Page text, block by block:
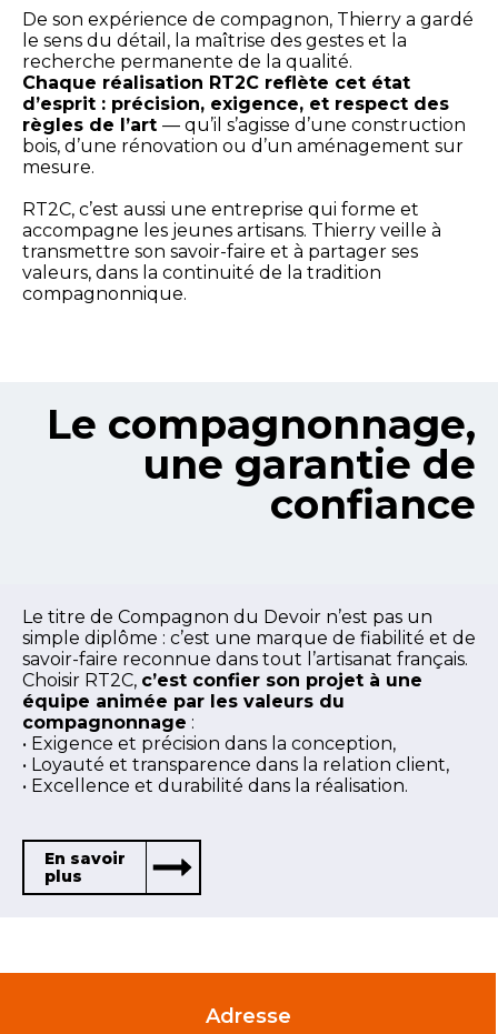
De son expérience de compagnon, Thierry a gardé
le sens du détail, la maîtrise des gestes et la
recherche permanente de la qualité.
Chaque réalisation RT2C reflète cet état
d’esprit : précision, exigence, et respect des
règles de l’art — qu’il s’agisse d’une construction
bois, d’une rénovation ou d’un aménagement sur
mesure.
RT2C, c’est aussi une entreprise qui forme et
accompagne les jeunes artisans. Thierry veille à
transmettre son savoir-faire et à partager ses
valeurs, dans la continuité de la tradition
compagnonnique.
Le compagnonnage,
une garantie de
confiance
Le titre de Compagnon du Devoir n’est pas un
simple diplôme : c’est une marque de fiabilité et de
savoir-faire reconnue dans tout l’artisanat français.
Choisir RT2C, c’est confier son projet à une
équipe animée par les valeurs du
compagnonnage :
• Exigence et précision dans la conception,
• Loyauté et transparence dans la relation client,
• Excellence et durabilité dans la réalisation.
En savoir
plus
Adresse